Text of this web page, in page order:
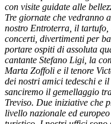
con visite guidate alle
Tre giornate che vedranno
nostro Entroterra, il tartufo,
concerti, divertimenti per
portare ospiti di assoluta
cantante Stefano Ligi, la
Marta Zoffoli e il tenore
dei nostri amici tedeschi e
sanciremo il gemellaggio
Treviso. Due iniziative che
livello nazionale ed